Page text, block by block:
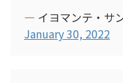
— イヨマンテ・サ
January 30, 2022